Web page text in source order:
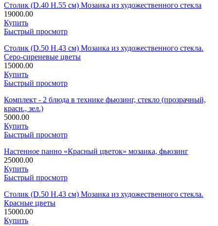
Столик (D.40 H.55 см) Мозаика из художественного стекла
19000.00
Купить
Быстрый просмотр
Столик (D.50 H.43 см) Мозаика из художественного стекла.
Серо-сиреневые цветы
15000.00
Купить
Быстрый просмотр
Комплект - 2 блюда в технике фьюзинг, стекло (прозрачный,
красн., зел.)
5000.00
Купить
Быстрый просмотр
Настенное панно «Красный цветок» мозаика, фьюзинг
25000.00
Купить
Быстрый просмотр
Столик (D.50 H.43 см) Мозаика из художественного стекла.
Красные цветы
15000.00
Купить